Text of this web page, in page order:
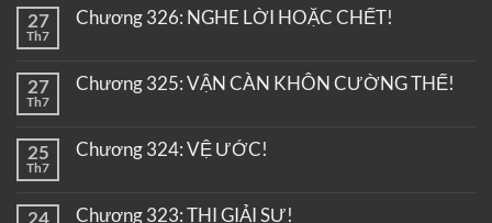
27
Th7
Chương 326: NGHE LỜI HOẶC CHẾT!
27
Th7
Chương 325: VẬN CÀN KHÔN CƯỜNG THẾ!
25
Th7
Chương 324: VỆ ƯỚC!
24 Chương 323: THI GIẢI SƯ!